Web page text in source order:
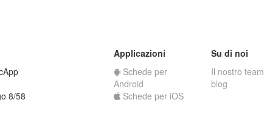
8/58
Applicazioni
Schede per
Android
Schede per iOS
Su di noi
Il nostro team
blog